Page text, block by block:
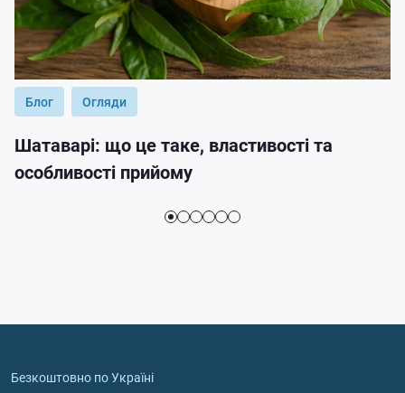
Блог Огляди
Шатаварі: що це таке, властивості та
особливості прийому
Безкоштовно по Україні